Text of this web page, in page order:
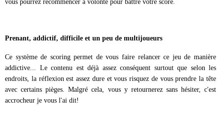
vous pourrez recommencer à volonté pour battre votre score.
Prenant, addictif, difficile et un peu de multijoueurs
Ce système de scoring permet de vous faire relancer ce jeu de manière
addictive... Le contenu est déjà assez conséquent surtout que selon les
endroits, la réflexion est assez dure et vous risquez de vous prendre la tête
avec certains pièges. Malgré cela, vous y retournerez sans hésiter, c'est
accrocheur je vous l'ai dit!